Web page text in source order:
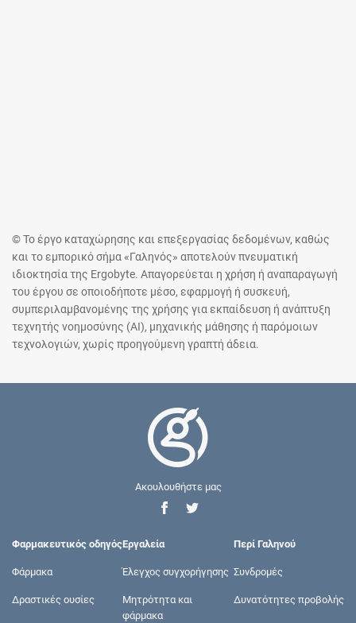
© Το έργο καταχώρησης και επεξεργασίας δεδομένων, καθώς
και το εμπορικό σήμα «Γαληνός» αποτελούν πνευματική
ιδιοκτησία της Ergobyte. Απαγορεύεται η χρήση ή αναπαραγωγή
του έργου σε οποιοδήποτε μέσο, εφαρμογή ή συσκευή,
συμπεριλαμβανομένης της χρήσης για εκπαίδευση ή ανάπτυξη
τεχνητής νοημοσύνης (AI), μηχανικής μάθησης ή παρόμοιων
τεχνολογιών, χωρίς προηγούμενη γραπτή άδεια.
Ακουλουθήστε μας
Φαρμακευτικός οδηγός
Φάρμακα
Δραστικές ουσίες
Εργαλεία
Έλεγχος συγχορήγησης
Μητρότητα και
φάρμακα
Περί Γαληνού
Συνδρομές
Δυνατότητες προβολής